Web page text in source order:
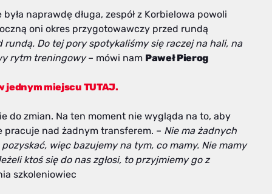
naprawdę długa, zespół z Korbielowa powoli
oni okres przygotowawczy przed rundą
Do tej pory spotykaliśmy się raczej na hali, na
rytm treningowy– mówi nam Paweł Pierog
miejscu TUTAJ.
do zmian. Na ten moment nie wygląda na to, aby
pracuje nad żadnym transferem. – Nie ma żadnych
więc bazujemy na tym, co mamy. Nie mamy
ktoś się do nas zgłosi, to przyjmiemy go z
szkoleniowiec